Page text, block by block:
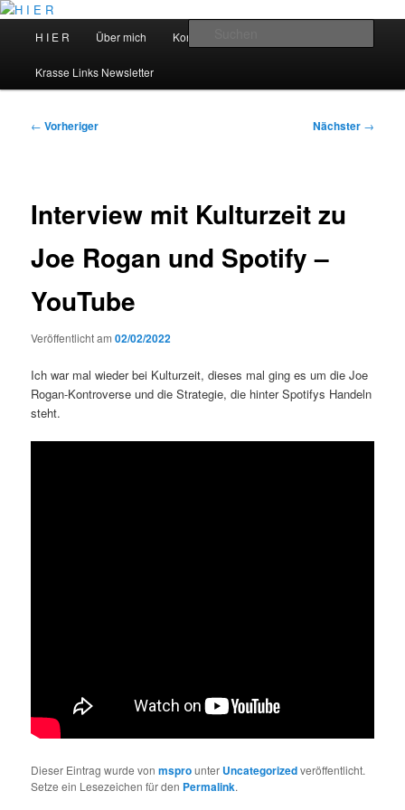
Zum
springenH I E R
H I E R Über mich Kontakt
Krasse Links Newsletter
Beitragsnavigation
← Vorheriger Nächster →
Interview mit Kulturzeit zu
Joe Rogan und Spotify –
YouTube
Veröffentlicht am02/02/2022
Ich war mal wieder bei Kulturzeit, dieses mal ging es um die Joe
Rogan-Kontroverse und die Strategie, die hinter Spotifys Handeln
steht.
Dieser Eintrag wurde vonmsprounter Uncategorizedveröffentlicht.
Setze ein Lesezeichen für den Permalink.